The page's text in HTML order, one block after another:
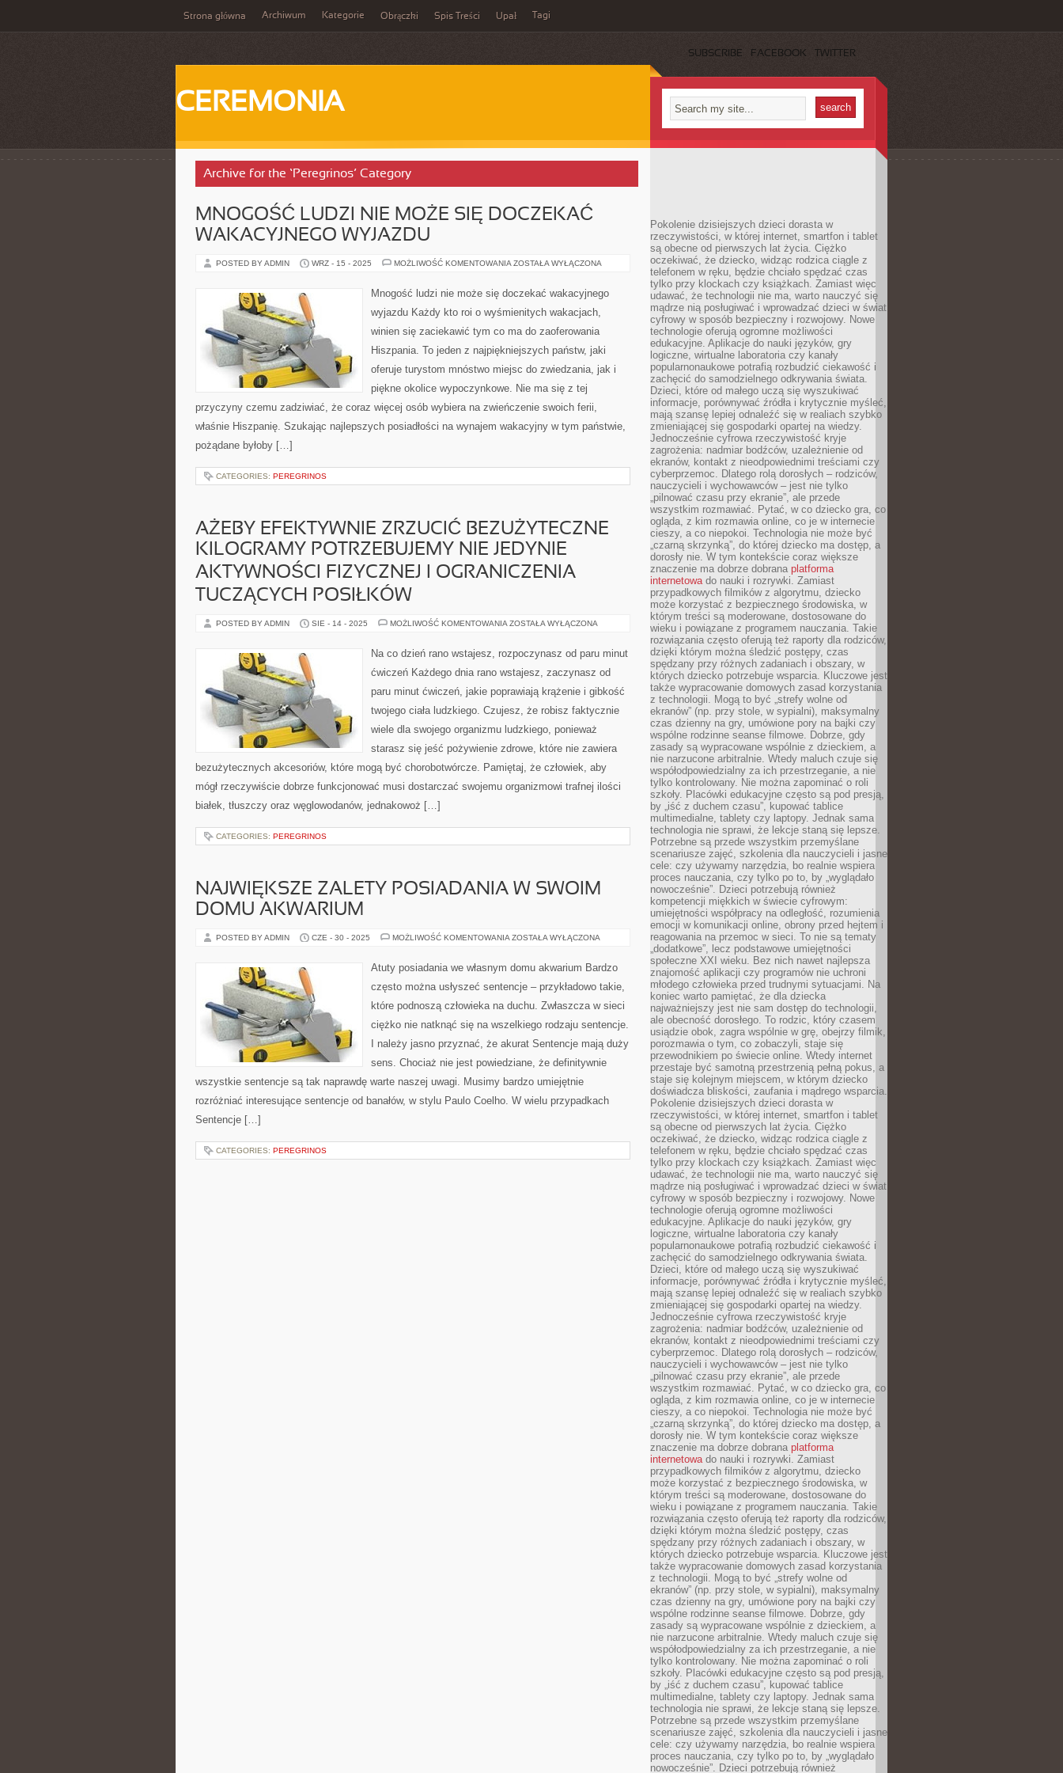
Strona główna Archiwum Kategorie Obrączki Spis Treści Upał Tagi
SUBSCRIBE FACEBOOK TWITTER
CEREMONIA
Archive for the ‘Peregrinos’ Category
MNOGOŚĆ LUDZI NIE MOŻE SIĘ DOCZEKAĆ
WAKACYJNEGO WYJAZDU
POSTED BY ADMIN WRZ - 15 - 2025 MOŻLIWOŚĆ KOMENTOWANIA MNOGOŚĆ
MOŻE
SIĘ
WAKACYJNEGO
ZOSTAŁA WYŁĄCZONA
Mnogość ludzi nie może się doczekać wakacyjnego
wyjazdu Każdy kto roi o wyśmienitych wakacjach,
winien się zaciekawić tym co ma do zaoferowania
Hiszpania. To jeden z najpiękniejszych państw, jaki
oferuje turystom mnóstwo miejsc do zwiedzania, jak i
piękne okolice wypoczynkowe. Nie ma się z tej
przyczyny czemu zadziwiać, że coraz więcej osób wybiera na zwieńczenie swoich ferii,
właśnie Hiszpanię. Szukając najlepszych posiadłości na wynajem wakacyjny w tym państwie,
pożądane byłoby […]
CATEGORIES: PEREGRINOS
AŻEBY EFEKTYWNIE ZRZUCIĆ BEZUŻYTECZNE
KILOGRAMY POTRZEBUJEMY NIE JEDYNIE
AKTYWNOŚCI FIZYCZNEJ I OGRANICZENIA
TUCZĄCYCH POSIŁKÓW
POSTED BY ADMIN SIE - 14 - 2025 MOŻLIWOŚĆ KOMENTOWANIA AŻEBY
KILOGRAMY
NIE
AKTYWNOŚCI
I
OGRANICZENIA
TUCZĄCYCH
POSIŁKÓW
ZOSTAŁA WYŁĄCZONA
Na co dzień rano wstajesz, rozpoczynasz od paru minut
ćwiczeń Każdego dnia rano wstajesz, zaczynasz od
paru minut ćwiczeń, jakie poprawiają krążenie i gibkość
twojego ciała ludzkiego. Czujesz, że robisz faktycznie
wiele dla swojego organizmu ludzkiego, ponieważ
starasz się jeść pożywienie zdrowe, które nie zawiera
bezużytecznych akcesoriów, które mogą być chorobotwórcze. Pamiętaj, że człowiek, aby
mógł rzeczywiście dobrze funkcjonować musi dostarczać swojemu organizmowi trafnej ilości
białek, tłuszczy oraz węglowodanów, jednakowoż […]
CATEGORIES: PEREGRINOS
NAJWIĘKSZE ZALETY POSIADANIA W SWOIM
DOMU AKWARIUM
POSTED BY ADMIN CZE - 30 - 2025 MOŻLIWOŚĆ KOMENTOWANIA NAJWIĘKSZE
W
SWOIM
AKWARIUM
ZOSTAŁA WYŁĄCZONA
Atuty posiadania we własnym domu akwarium Bardzo
często można usłyszeć sentencje – przykładowo takie,
które podnoszą człowieka na duchu. Zwłaszcza w sieci
ciężko nie natknąć się na wszelkiego rodzaju sentencje.
I należy jasno przyznać, że akurat Sentencje mają duży
sens. Chociaż nie jest powiedziane, że definitywnie
wszystkie sentencje są tak naprawdę warte naszej uwagi. Musimy bardzo umiejętnie
rozróżniać interesujące sentencje od banałów, w stylu Paulo Coelho. W wielu przypadkach
Sentencje […]
CATEGORIES: PEREGRINOS
Pokolenie dzisiejszych dzieci dorasta w
rzeczywistości, w której internet, smartfon i tablet
są obecne od pierwszych lat życia. Ciężko
oczekiwać, że dziecko, widząc rodzica ciągle z
telefonem w ręku, będzie chciało spędzać czas
tylko przy klockach czy książkach. Zamiast więc
udawać, że technologii nie ma, warto nauczyć się
mądrze nią posługiwać i wprowadzać dzieci w świat
cyfrowy w sposób bezpieczny i rozwojowy. Nowe
technologie oferują ogromne możliwości
edukacyjne. Aplikacje do nauki języków, gry
logiczne, wirtualne laboratoria czy kanały
popularnonaukowe potrafią rozbudzić ciekawość i
zachęcić do samodzielnego odkrywania świata.
Dzieci, które od małego uczą się wyszukiwać
informacje, porównywać źródła i krytycznie myśleć,
mają szansę lepiej odnaleźć się w realiach szybko
zmieniającej się gospodarki opartej na wiedzy.
Jednocześnie cyfrowa rzeczywistość kryje
zagrożenia: nadmiar bodźców, uzależnienie od
ekranów, kontakt z nieodpowiednimi treściami czy
cyberprzemoc. Dlatego rolą dorosłych – rodziców,
nauczycieli i wychowawców – jest nie tylko
„pilnować czasu przy ekranie”, ale przede
wszystkim rozmawiać. Pytać, w co dziecko gra, co
ogląda, z kim rozmawia online, co je w internecie
cieszy, a co niepokoi. Technologia nie może być
„czarną skrzynką”, do której dziecko ma dostęp, a
dorosły nie. W tym kontekście coraz większe
znaczenie ma dobrze dobrana platforma
internetowado nauki i rozrywki. Zamiast
przypadkowych filmików z algorytmu, dziecko
może korzystać z bezpiecznego środowiska, w
którym treści są moderowane, dostosowane do
wieku i powiązane z programem nauczania. Takie
rozwiązania często oferują też raporty dla rodziców,
dzięki którym można śledzić postępy, czas
spędzany przy różnych zadaniach i obszary, w
których dziecko potrzebuje wsparcia. Kluczowe jest
także wypracowanie domowych zasad korzystania
z technologii. Mogą to być „strefy wolne od
ekranów” (np. przy stole, w sypialni), maksymalny
czas dzienny na gry, umówione pory na bajki czy
wspólne rodzinne seanse filmowe. Dobrze, gdy
zasady są wypracowane wspólnie z dzieckiem, a
nie narzucone arbitralnie. Wtedy maluch czuje się
współodpowiedzialny za ich przestrzeganie, a nie
tylko kontrolowany. Nie można zapominać o roli
szkoły. Placówki edukacyjne często są pod presją,
by „iść z duchem czasu”, kupować tablice
multimedialne, tablety czy laptopy. Jednak sama
technologia nie sprawi, że lekcje staną się lepsze.
Potrzebne są przede wszystkim przemyślane
scenariusze zajęć, szkolenia dla nauczycieli i jasne
cele: czy używamy narzędzia, bo realnie wspiera
proces nauczania, czy tylko po to, by „wyglądało
nowocześnie”. Dzieci potrzebują również
kompetencji miękkich w świecie cyfrowym:
umiejętności współpracy na odległość, rozumienia
emocji w komunikacji online, obrony przed hejtem i
reagowania na przemoc w sieci. To nie są tematy
„dodatkowe”, lecz podstawowe umiejętności
społeczne XXI wieku. Bez nich nawet najlepsza
znajomość aplikacji czy programów nie uchroni
młodego człowieka przed trudnymi sytuacjami. Na
koniec warto pamiętać, że dla dziecka
najważniejszy jest nie sam dostęp do technologii,
ale obecność dorosłego. To rodzic, który czasem
usiądzie obok, zagra wspólnie w grę, obejrzy filmik,
porozmawia o tym, co zobaczyli, staje się
przewodnikiem po świecie online. Wtedy internet
przestaje być samotną przestrzenią pełną pokus, a
staje się kolejnym miejscem, w którym dziecko
doświadcza bliskości, zaufania i mądrego wsparcia.
Pokolenie dzisiejszych dzieci dorasta w
rzeczywistości, w której internet, smartfon i tablet
są obecne od pierwszych lat życia. Ciężko
oczekiwać, że dziecko, widząc rodzica ciągle z
telefonem w ręku, będzie chciało spędzać czas
tylko przy klockach czy książkach. Zamiast więc
udawać, że technologii nie ma, warto nauczyć się
mądrze nią posługiwać i wprowadzać dzieci w świat
cyfrowy w sposób bezpieczny i rozwojowy. Nowe
technologie oferują ogromne możliwości
edukacyjne. Aplikacje do nauki języków, gry
logiczne, wirtualne laboratoria czy kanały
popularnonaukowe potrafią rozbudzić ciekawość i
zachęcić do samodzielnego odkrywania świata.
Dzieci, które od małego uczą się wyszukiwać
informacje, porównywać źródła i krytycznie myśleć,
mają szansę lepiej odnaleźć się w realiach szybko
zmieniającej się gospodarki opartej na wiedzy.
Jednocześnie cyfrowa rzeczywistość kryje
zagrożenia: nadmiar bodźców, uzależnienie od
ekranów, kontakt z nieodpowiednimi treściami czy
cyberprzemoc. Dlatego rolą dorosłych – rodziców,
nauczycieli i wychowawców – jest nie tylko
„pilnować czasu przy ekranie”, ale przede
wszystkim rozmawiać. Pytać, w co dziecko gra, co
ogląda, z kim rozmawia online, co je w internecie
cieszy, a co niepokoi. Technologia nie może być
„czarną skrzynką”, do której dziecko ma dostęp, a
dorosły nie. W tym kontekście coraz większe
znaczenie ma dobrze dobrana platforma
internetowado nauki i rozrywki. Zamiast
przypadkowych filmików z algorytmu, dziecko
może korzystać z bezpiecznego środowiska, w
którym treści są moderowane, dostosowane do
wieku i powiązane z programem nauczania. Takie
rozwiązania często oferują też raporty dla rodziców,
dzięki którym można śledzić postępy, czas
spędzany przy różnych zadaniach i obszary, w
których dziecko potrzebuje wsparcia. Kluczowe jest
także wypracowanie domowych zasad korzystania
z technologii. Mogą to być „strefy wolne od
ekranów” (np. przy stole, w sypialni), maksymalny
czas dzienny na gry, umówione pory na bajki czy
wspólne rodzinne seanse filmowe. Dobrze, gdy
zasady są wypracowane wspólnie z dzieckiem, a
nie narzucone arbitralnie. Wtedy maluch czuje się
współodpowiedzialny za ich przestrzeganie, a nie
tylko kontrolowany. Nie można zapominać o roli
szkoły. Placówki edukacyjne często są pod presją,
by „iść z duchem czasu”, kupować tablice
multimedialne, tablety czy laptopy. Jednak sama
technologia nie sprawi, że lekcje staną się lepsze.
Potrzebne są przede wszystkim przemyślane
scenariusze zajęć, szkolenia dla nauczycieli i jasne
cele: czy używamy narzędzia, bo realnie wspiera
proces nauczania, czy tylko po to, by „wyglądało
nowocześnie”. Dzieci potrzebują również